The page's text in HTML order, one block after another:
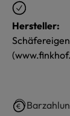
Hersteller: